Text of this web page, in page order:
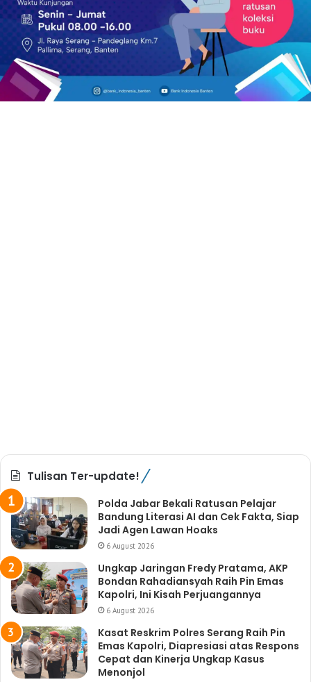
Tulisan Ter-update!
Polda Jabar Bekali Ratusan Pelajar
Bandung Literasi AI dan Cek Fakta, Siap
Jadi Agen Lawan Hoaks
6 August 2026
Ungkap Jaringan Fredy Pratama, AKP
Bondan Rahadiansyah Raih Pin Emas
Kapolri, Ini Kisah Perjuangannya
6 August 2026
Kasat Reskrim Polres Serang Raih Pin
Emas Kapolri, Diapresiasi atas Respons
Cepat dan Kinerja Ungkap Kasus
Menonjol